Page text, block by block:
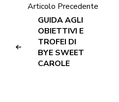
Articolo Precedente
GUIDA AGLI
OBIETTIVI E
TROFEI DI
BYE SWEET
CAROLE